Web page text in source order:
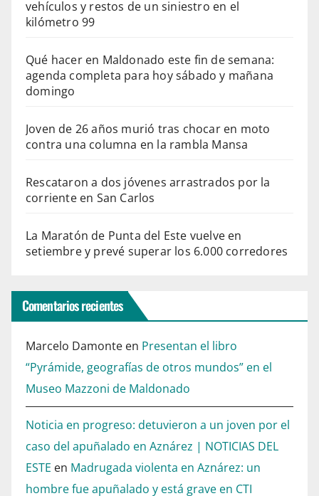
vehículos y restos de un siniestro en el
kilómetro 99
Qué hacer en Maldonado este fin de semana:
agenda completa para hoy sábado y mañana
domingo
Joven de 26 años murió tras chocar en moto
contra una columna en la rambla Mansa
Rescataron a dos jóvenes arrastrados por la
corriente en San Carlos
La Maratón de Punta del Este vuelve en
setiembre y prevé superar los 6.000 corredores
Comentarios recientes
Marcelo Damonte en Presentan el libro
“Pyrámide, geografías de otros mundos” en el
Museo Mazzoni de Maldonado
Noticia en progreso: detuvieron a un joven por el
caso del apuñalado en Aznárez | NOTICIAS DEL
ESTE en Madrugada violenta en Aznárez: un
hombre fue apuñalado y está grave en CTI